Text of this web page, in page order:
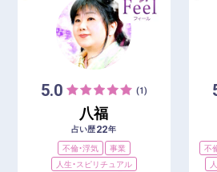
5.0 (1)
八福
占い歴22年
不倫・浮気
事業
人生・スピリチュアル
不